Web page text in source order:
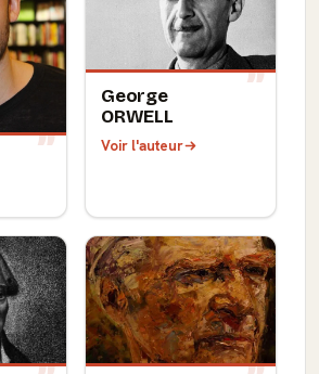
George
ORWELL
Voir l'auteur